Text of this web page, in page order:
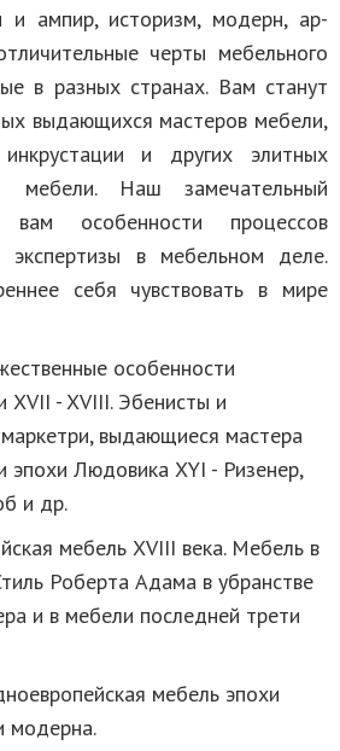
и ампир, историзм, модерн, ар-
черты мебельного
в разных странах. Вам станут
выдающихся мастеров мебели,
и других элитных
мебели. Наш замечательный
вам особенности процессов
экспертизы в мебельном деле.
себя чувствовать в мире
особенности
XVII - XVIII. Эбенисты и
выдающиеся мастера
эпохи Людовика XYI - Ризенер,
и др.
мебель XVIII века. Мебель в
Роберта Адама в убранстве
и в мебели последней трети
мебель эпохи
модерна.